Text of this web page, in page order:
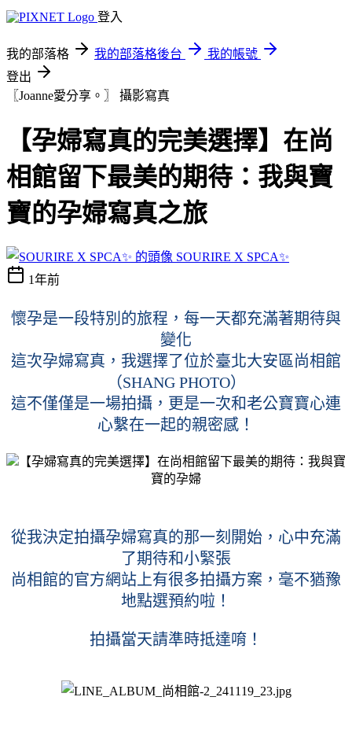
登入
我的部落格 我的部落格後台
我的帳號
登出
〖Joanne愛分享。〗 攝影寫真
【孕婦寫真的完美選擇】在尚
相館留下最美的期待：我與寶
寶的孕婦寫真之旅
SOURIRE X SPCA✨
1年前
懷孕是一段特別的旅程，每一天都充滿著期待與
變化
這次孕婦寫真，我選擇了位於臺北大安區尚相館
（SHANG PHOTO）
這不僅僅是一場拍攝，更是一次和老公寶寶心連
心繫在一起的親密感！
從我決定拍攝孕婦寫真的那一刻開始，心中充滿
了期待和小緊張
尚相館的官方網站上有很多拍攝方案，毫不猶豫
地點選預約啦！
拍攝當天請準時抵達唷！